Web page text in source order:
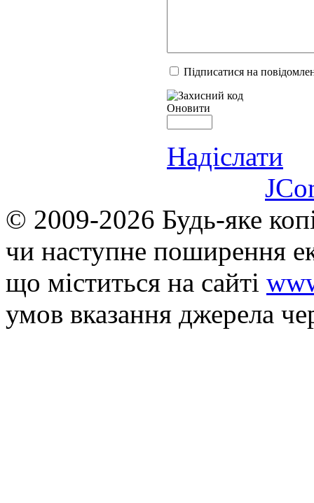
Підписатися на
Оновити
Надіслати
© 2009-2026 Будь-яке
чи наступне поширення
що мiститься на сайті
умов вказання джерела